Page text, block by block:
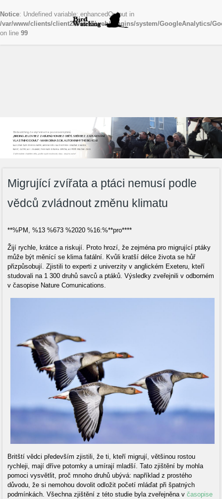
Notice: Undefined variable: enhancedOutput in
/var/www/clients/client2/web45/web/plugins/system/GoogleAnalytics/
on line 99
Birdwatching, česky řekneme pozorování ptáků
„BIRDING JE LOV BEZ ZABÍJENÍ, HON BEZ OBĚTÍ, SBĚR BEZ ZAPLŇOVÁNÍ
VLASTNÍHO DOMU“ - MARK OBMASCIK, AUTOR KNIHY THE BIG YEAR
NAJEZDÍME ČASTO STOVKY KILOMETRŮ, ABYCHOM VIDĚLI DALŠÍ NOVÝ DRUH. ODNÁŠÍME SI NADŠENÍ,
RADOST, ZÁŽITKY, ALE I ZKLAMÁNÍ, POKUD NAŠE CESTA BYLA ZBYTEČNÁ, ALE PŘÍŠTĚ VYRÁŽÍME ZNOVU
Začít můžete v každém věku, podle svých možností, času...stojí to za to!
Migrující zvířata a ptáci nemusí podle
vědců zvládnout změnu klimatu
**%PM, %13 %673 %2020 %16:%**pro****
Žijí rychle, krátce a riskují. Proto hrozí, že zejména pro migrující ptáky
může být měnící se klima fatální. Kvůli kratší délce života se hůř
přizpůsobují. Zjistili to experti z univerzity v anglickém Exeteru, kteří
studovali na 1 300 druhů savců a ptáků. Výsledky zveřejnili v odborném
v časopise Nature Comunications.
Britští vědci především zjistili, že ti, kteří migrují, většinou rostou
rychleji, mají dříve potomky a umírají mladší. Tato zjištění by mohla
pomoci vysvětlit, proč mnoho druhů ubývá: například z prostého
důvodu, že si nemohou dovolit odložit početí mláďat při špatných
podmínkách. Všechna zjištění z této studie byla zveřejněna v časopise